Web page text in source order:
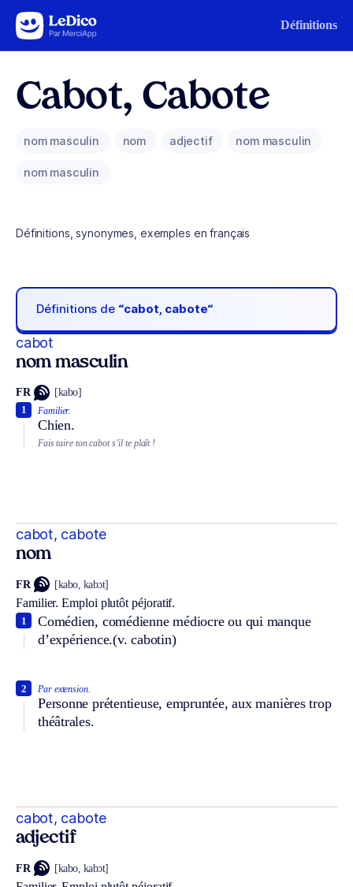
Aller au contenu Définitions
Cabot, Cabote
nom masculin nom adjectif nom masculin
nom masculin
Définitions, synonymes, exemples en français
Définitions de “cabot, cabote“
cabot
nom masculin
FR [kabo]
Familier.
Chien.
1
Fais taire ton cabot s’il te plaît !
cabot, cabote
nom
FR [kabo, kabɔt]
Familier. Emploi plutôt péjoratif.
Comédien, comédienne médiocre ou qui manque
d’expérience.(v. cabotin)
1
Par extension.
Personne prétentieuse, empruntée, aux manières trop
théâtrales.
2
cabot, cabote
adjectif
FR [kabo, kabɔt]